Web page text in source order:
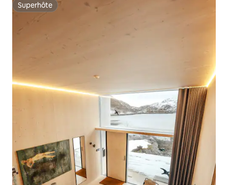
Superhôte
Superhôte